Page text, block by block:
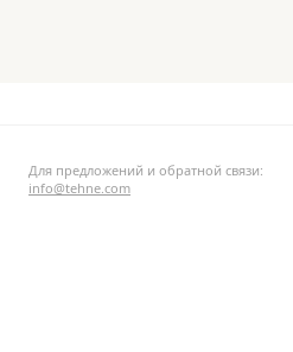
Для предложений и обратной связи:
info@tehne.com